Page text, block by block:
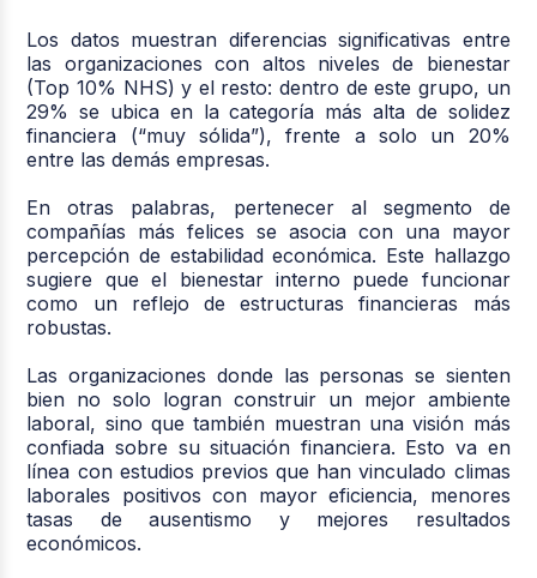
Los datos muestran diferencias significativas entre
las organizaciones con altos niveles de bienestar
(Top 10% NHS) y el resto: dentro de este grupo, un
29% se ubica en la categoría más alta de solidez
financiera (“muy sólida”), frente a solo un 20%
entre las demás empresas.
En otras palabras, pertenecer al segmento de
compañías más felices se asocia con una mayor
percepción de estabilidad económica. Este hallazgo
sugiere que el bienestar interno puede funcionar
como un reflejo de estructuras financieras más
robustas.
Las organizaciones donde las personas se sienten
bien no solo logran construir un mejor ambiente
laboral, sino que también muestran una visión más
confiada sobre su situación financiera. Esto va en
línea con estudios previos que han vinculado climas
laborales positivos con mayor eficiencia, menores
tasas de ausentismo y mejores resultados
económicos.